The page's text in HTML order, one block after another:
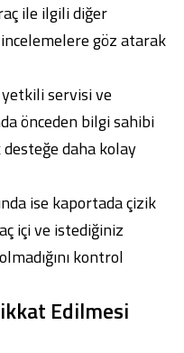
ile ilgili diğer
göz atarak
yetkili servisi ve
önceden bilgi sahibi
daha kolay
ise kaportada çizik
içi ve istediğiniz
kontrol
Edilmesi